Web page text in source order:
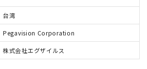
台湾
Pegavision Corporation
株式会社エグザイルス